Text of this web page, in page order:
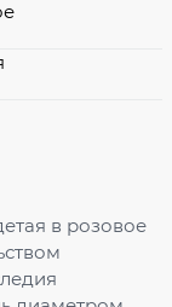
в розовое